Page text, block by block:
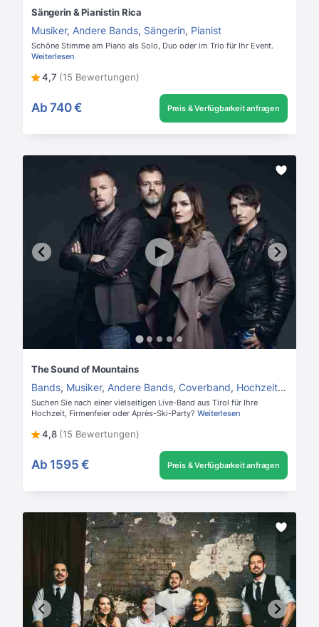
Sängerin & Pianistin Rica
Musiker, Andere Bands, Sängerin, Pianist
Schöne Stimme am Piano als Solo, Duo oder im Trio für Ihr Event.
Weiterlesen
4,7 (15 Bewertungen)
Ab 740 € Preis & Verfügbarkeit anfragen
The Sound of Mountains
Bands, Musiker, Andere Bands, Coverband, Hochzeitsband
Suchen Sie nach einer vielseitigen Live-Band aus Tirol für Ihre
Hochzeit, Firmenfeier oder Après-Ski-Party? Weiterlesen
4,8 (15 Bewertungen)
Ab 1595 € Preis & Verfügbarkeit anfragen